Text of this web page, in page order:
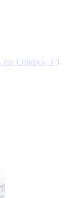
пр. Сиверса, 3 3